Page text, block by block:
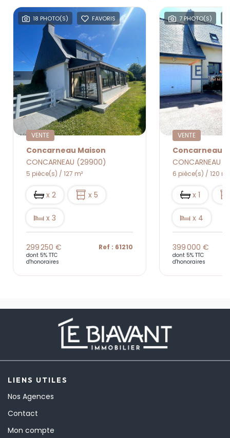
18 PHOTO(S) FAVORIS
VENTE
Concarneau Maison
CONCARNEAU (29900)
5 pièce(s) / 127 m²
x 2 x 5
x 3
299 250 €
dont 5% TTC
d'honoraires
Ref : 61210
7 PHOTO(S)
VENTE
CONCARNEAU
6 pièce(s) / 120 m²
x 1
x 4
399 000 €
dont 5% TTC
d'honoraires
LIENS UTILES
Nos Agences
Contact
Mon compte